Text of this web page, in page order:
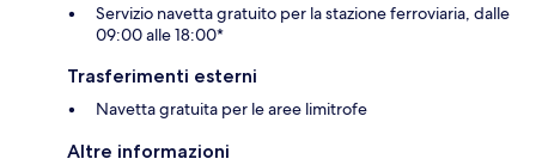
Servizio navetta gratuito per la stazione ferroviaria, dalle
09:00 alle 18:00*
Trasferimenti esterni
Navetta gratuita per le aree limitrofe
Altre informazioni